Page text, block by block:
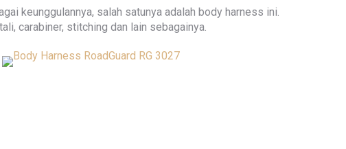
keunggulannya, salah satunya adalah body harness ini.
carabiner, stitching dan lain sebagainya.